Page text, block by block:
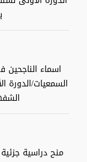
اسماء
منح دراسية